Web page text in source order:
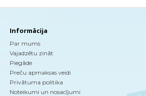
Informācija
Par mums
Vajadzētu zināt
Piegāde
Preču apmaksas veidi
Privātuma politika
Noteikumi un nosacījumi